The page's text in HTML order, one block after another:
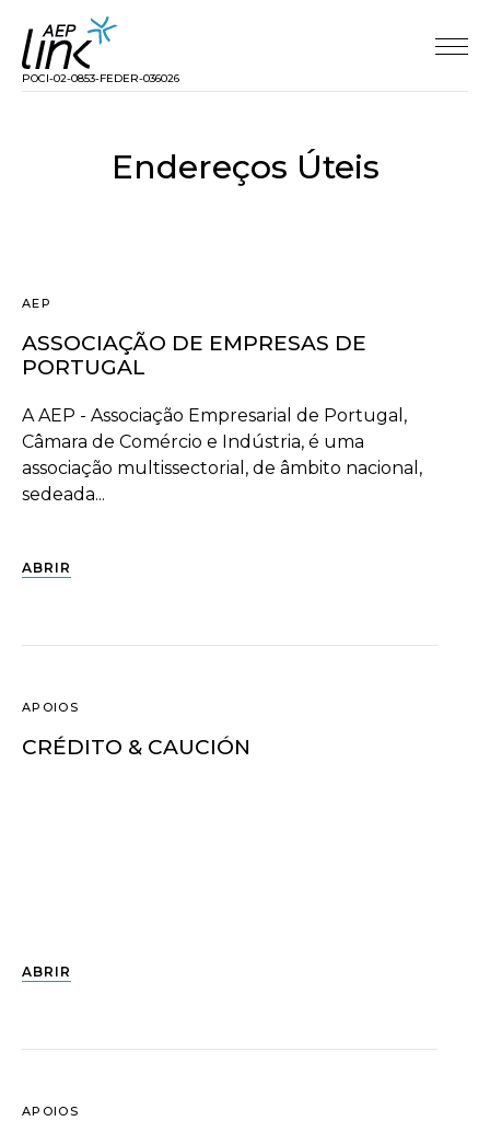
POCI-02-0853-FEDER-036026
Endereços Úteis
AEP
ASSOCIAÇÃO DE EMPRESAS DE
PORTUGAL
A AEP - Associação Empresarial de Portugal,
Câmara de Comércio e Indústria, é uma
associação multissectorial, de âmbito nacional,
sedeada...
ABRIR
APOIOS
CRÉDITO & CAUCIÓN
ABRIR
APOIOS